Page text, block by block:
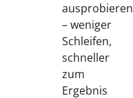
ausprobieren
– weniger
Schleifen,
schneller
zum
Ergebnis